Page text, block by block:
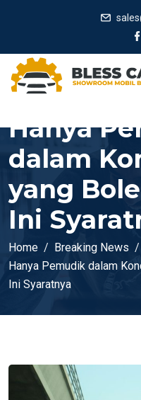
Hanya
dalam
yang
Ini
Home
Breaking News
Hanya Pemudik dalam
Ini Syaratnya